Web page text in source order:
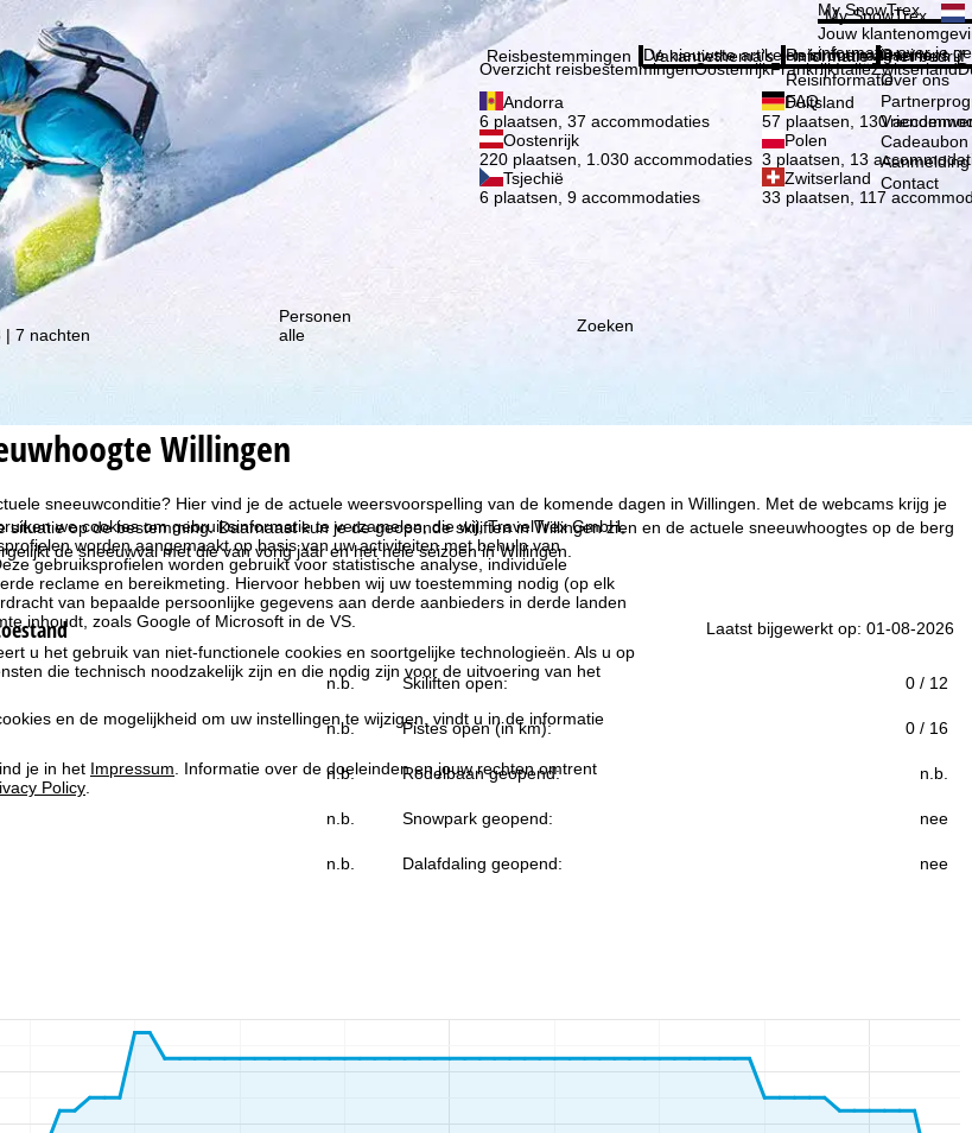
we cookies om gebruiksinformatie te verzamelen, die wij, TravelTrex GmbH,
worden aangemaakt op basis van uw activiteiten met behulp van
gebruiksprofielen worden gebruikt voor statistische analyse, individuele
reclame en bereikmeting. Hiervoor hebben wij uw toestemming nodig (op elk
van bepaalde persoonlijke gegevens aan derde aanbieders in derde landen
inhoudt, zoals Google of Microsoft in de VS.
u het gebruik van niet-functionele cookies en soortgelijke technologieën. Als u op
die technisch noodzakelijk zijn en die nodig zijn voor de uitvoering van het
en de mogelijkheid om uw instellingen te wijzigen, vindt u in de informatie
je in het Impressum. Informatie over de doeleinden en jouw rechten omtrent
Policy.
My SnowTrex
My SnowTrex
Jouw
informatie over je
Reisbestemmingen
Overzicht reisbestemmingenOostenrijkFrankrijkItaliëZwitserland
Andorra
6 plaatsen, 37 accommodaties
Duitsland
57 plaatsen, 130
Oostenrijk
220 plaatsen, 1.030 accommodaties
Polen
3 plaatsen, 13
Tsjechië
6 plaatsen, 9 accommodaties
Zwitserland
33 plaatsen, 117
Vakantiethema's
De nieuwste artikelen in ons magazine
Informatie
Reisinformatie
Reisinformatie
FAQ
Het bedrijf
Over ons
Over ons
Cadeaubon
Contact
| 7 nachten
Personen
alle
Zoeken
Willingen
sneeuwconditie? Hier vind je de actuele weersvoorspelling van de komende dagen in Willingen. Met de webcams krijg je
situatie op de bestemming. Daarnaast kun je de geopende skiliften in Willingen zien en de actuele sneeuwhoogtes op de berg
de sneeuwval met die van vorig jaar en het hele seizoen in Willingen.
Laatst bijgewerkt op: 01-08-2026
n.b. Skiliften open: 0 / 12
n.b. Pistes open (in km): 0 / 16
n.b. Rodelbaan geopend: n.b.
n.b. Snowpark geopend: nee
n.b. Dalafdaling geopend: nee